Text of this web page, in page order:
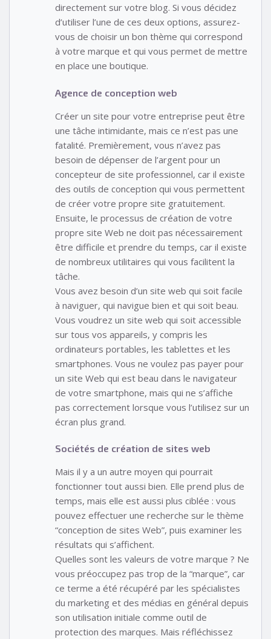
directement sur votre blog. Si vous décidez
d’utiliser l’une de ces deux options, assurez-
vous de choisir un bon thème qui correspond
à votre marque et qui vous permet de mettre
en place une boutique.
Agence de conception web
Créer un site pour votre entreprise peut être
une tâche intimidante, mais ce n’est pas une
fatalité. Premièrement, vous n’avez pas
besoin de dépenser de l’argent pour un
concepteur de site professionnel, car il existe
des outils de conception qui vous permettent
de créer votre propre site gratuitement.
Ensuite, le processus de création de votre
propre site Web ne doit pas nécessairement
être difficile et prendre du temps, car il existe
de nombreux utilitaires qui vous facilitent la
tâche.
Vous avez besoin d’un site web qui soit facile
à naviguer, qui navigue bien et qui soit beau.
Vous voudrez un site web qui soit accessible
sur tous vos appareils, y compris les
ordinateurs portables, les tablettes et les
smartphones. Vous ne voulez pas payer pour
un site Web qui est beau dans le navigateur
de votre smartphone, mais qui ne s’affiche
pas correctement lorsque vous l’utilisez sur un
écran plus grand.
Sociétés de création de sites web
Mais il y a un autre moyen qui pourrait
fonctionner tout aussi bien. Elle prend plus de
temps, mais elle est aussi plus ciblée : vous
pouvez effectuer une recherche sur le thème
“conception de sites Web”, puis examiner les
résultats qui s’affichent.
Quelles sont les valeurs de votre marque ? Ne
vous préoccupez pas trop de la “marque”, car
ce terme a été récupéré par les spécialistes
du marketing et des médias en général depuis
son utilisation initiale comme outil de
protection des marques. Mais réfléchissez